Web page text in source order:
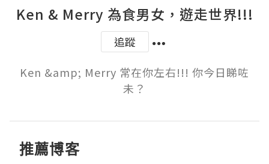
Ken & Merry 為食男女，遊走世界!!!
追蹤
Ken &amp; Merry 常在你左右!!! 你今日睇咗
未？
推薦博客